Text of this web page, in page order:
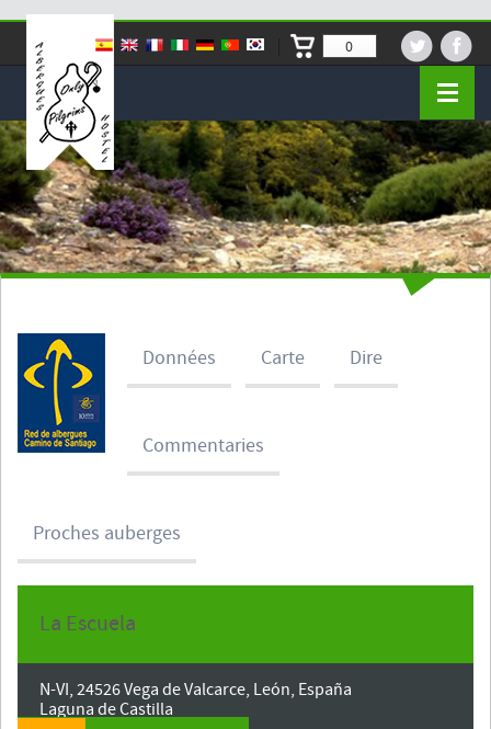
0
Données Carte Dire
Commentaries
Proches auberges
Date d'entrée
La Escuela
N-VI, 24526 Vega de Valcarce, León, España
Laguna de Castilla